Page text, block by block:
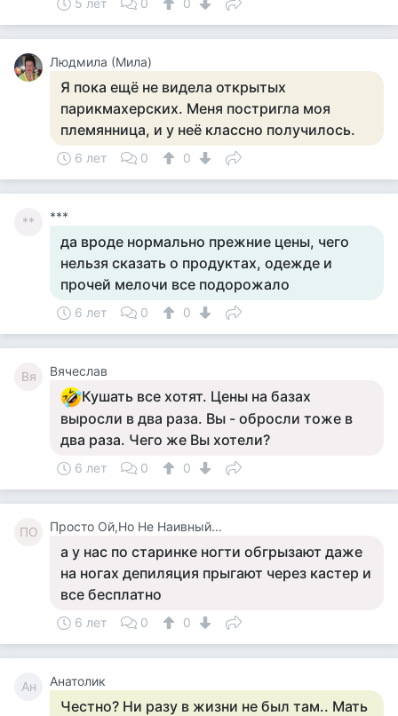
5 лет 0 0
Людмила (Мила)
Я пока ещё не видела открытых
парикмахерских. Меня постригла моя
племянница, и у неё классно получилось.
6 лет 0 0
** ***
да вроде нормально прежние цены, чего
нельзя сказать о продуктах, одежде и
прочей мелочи все подорожало
6 лет 0 0
Вя Вячеслав
Кушать все хотят. Цены на базах
выросли в два раза. Вы - обросли тоже в
два раза. Чего же Вы хотели?
6 лет 0 0
ПО Просто Ой,Но Не Наивный...
а у нас по старинке ногти обгрызают даже
на ногах депиляция прыгают через кастер и
все бесплатно
6 лет 0 0
Ан Анатолик
Честно? Ни разу в жизни не был там.. Мать